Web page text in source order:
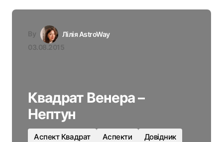
PL Polski
By
Лілія AstroWay
03.08.2015
Квадрат Венера –
Нептун
Аспект Квадрат Аспекти
Довідник